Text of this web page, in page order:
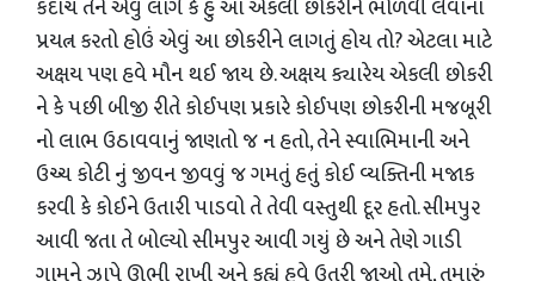
કદાચ તેને એવું લાગે કે હું આ એકલી છોકરીને ભોળવી લેવાના
પ્રયત્ન કરતો હોઉં એવું આ છોકરીને લાગતું હોય તો? એટલા માટે
અક્ષય પણ હવે મૌન થઈ જાય છે. અક્ષય ક્યારેય એકલી છોકરી
ને કે પછી બીજી રીતે કોઈપણ પ્રકારે કોઈપણ છોકરીની મજબૂરી
નો લાભ ઉઠાવવાનું જાણતો જ ન હતો, તેને સ્વાભિમાની અને
ઉચ્ચ કોટી નું જીવન જીવવું જ ગમતું હતું કોઈ વ્યક્તિની મજાક
કરવી કે કોઈને ઉતારી પાડવો તે તેવી વસ્તુથી દૂર હતો. સીમપુર
આવી જતા તે બોલ્યો સીમપુર આવી ગયું છે અને તેણે ગાડી